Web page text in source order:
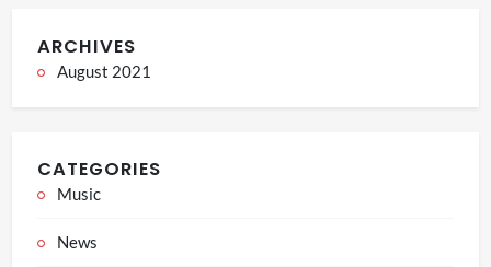
ARCHIVES
August 2021
CATEGORIES
Music
News